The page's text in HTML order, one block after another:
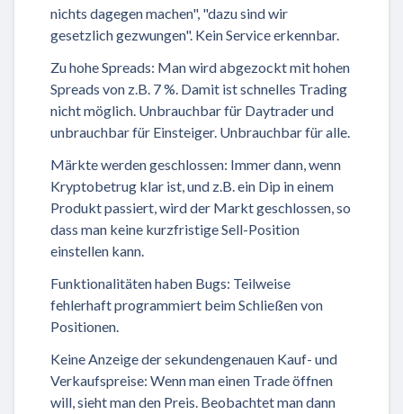
nichts dagegen machen", "dazu sind wir
gesetzlich gezwungen". Kein Service erkennbar.
Zu hohe Spreads: Man wird abgezockt mit hohen
Spreads von z.B. 7 %. Damit ist schnelles Trading
nicht möglich. Unbrauchbar für Daytrader und
unbrauchbar für Einsteiger. Unbrauchbar für alle.
Märkte werden geschlossen: Immer dann, wenn
Kryptobetrug klar ist, und z.B. ein Dip in einem
Produkt passiert, wird der Markt geschlossen, so
dass man keine kurzfristige Sell-Position
einstellen kann.
Funktionalitäten haben Bugs: Teilweise
fehlerhaft programmiert beim Schließen von
Positionen.
Keine Anzeige der sekundengenauen Kauf- und
Verkaufspreise: Wenn man einen Trade öffnen
will, sieht man den Preis. Beobachtet man dann